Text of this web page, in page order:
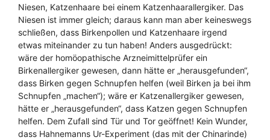
Niesen, Katzenhaare bei einem Katzenhaarallergiker. Das
Niesen ist immer gleich; daraus kann man aber keineswegs
schließen, dass Birkenpollen und Katzenhaare irgend
etwas miteinander zu tun haben! Anders ausgedrückt:
wäre der homöopathische Arzneimittelprüfer ein
Birkenallergiker gewesen, dann hätte er „herausgefunden“,
dass Birken gegen Schnupfen helfen (weil Birken ja bei ihm
Schnupfen „machen“); wäre er Katzenallergiker gewesen,
hätte er „herausgefunden“, dass Katzen gegen Schnupfen
helfen. Dem Zufall sind Tür und Tor geöffnet! Kein Wunder,
dass Hahnemanns Ur-Experiment (das mit der Chinarinde)